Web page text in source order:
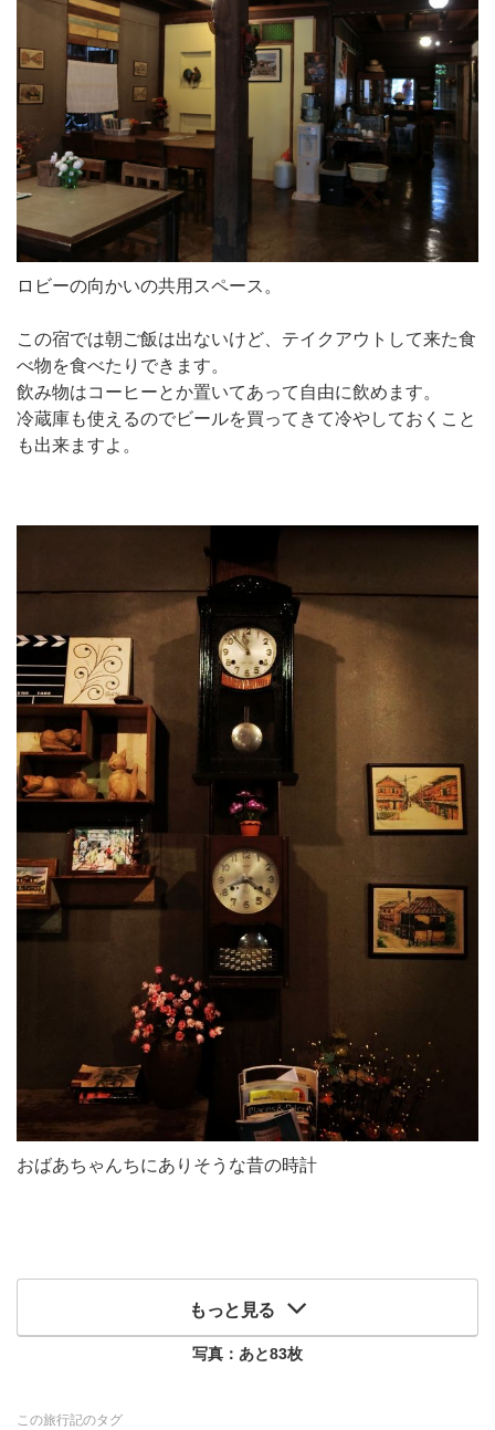
ロビーの向かいの共用スペース。
この宿では朝ご飯は出ないけど、テイクアウトして来た食
べ物を食べたりできます。
飲み物はコーヒーとか置いてあって自由に飲めます。
冷蔵庫も使えるのでビールを買ってきて冷やしておくこと
も出来ますよ。
おばあちゃんちにありそうな昔の時計
もっと見る
写真：あと83枚
この旅行記のタグ